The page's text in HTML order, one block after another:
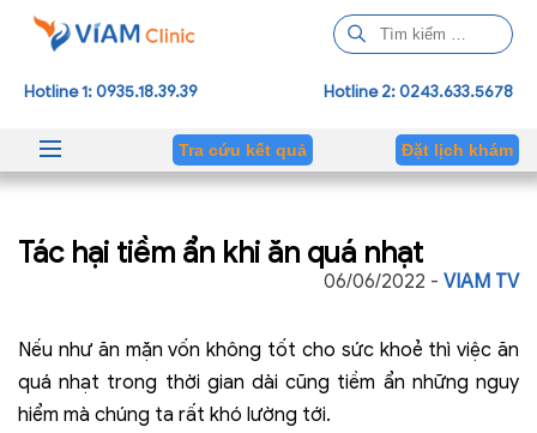
ì
m
h
o
Hotline 1: 0935.18.39.39 Hotline 2: 0243.633.5678
Tra cứu kết quả Đặt lịch khám
Tác hại tiềm ẩn khi ăn quá nhạt
06/06/2022 - VIAM TV
Nếu như ăn mặn vốn không tốt cho sức khoẻ thì việc ăn
quá nhạt trong thời gian dài cũng tiềm ẩn những nguy
hiểm mà chúng ta rất khó lường tới.